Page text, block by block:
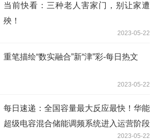
当前快看：三种老人害家门，别让家遭
殃！
2023-05-22
重笔描绘“数实融合”新“津”彩-每日热文
2023-05-22
每日速递：全国容量最大反应最快！华能
超级电容混合储能调频系统进入运营阶段
2023-05-22